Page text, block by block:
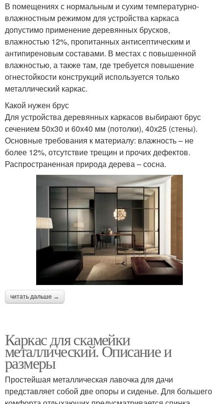
В помещениях с нормальным и сухим температурно-
влажностным режимом для устройства каркаса
допустимо применение деревянных брусков,
влажностью 12%, пропитанных антисептическим и
антипиреновым составами. В местах с повышенной
влажностью, а также там, где требуется повышение
огнестойкости конструкций используется только
металлический каркас.
Какой нужен брус
Для устройства деревянных каркасов выбирают брус
сечением 50х30 и 60х40 мм (потолки), 40х25 (стены).
Основные требования к материалу: влажность – не
более 12%, отсутствие трещин и прочих дефектов.
Распространенная природа дерева – сосна.
читать дальше →
Каркас для скамейки
металлический. Описание и
размеры
Простейшая металлическая лавочка для дачи
представляет собой две опоры и сиденье. Для большего